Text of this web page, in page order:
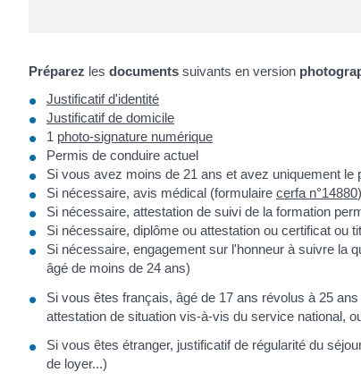
Préparez les documents suivants en version
Justificatif d'identité
Justificatif de domicile
1 photo-signature numérique
Permis de conduire actuel
Si vous avez moins de 21 ans et avez uniquement le
Si nécessaire, avis médical (formulaire cerfa n°14880)
Si nécessaire, attestation de suivi de la formation
Si nécessaire, diplôme ou attestation ou certificat ou
Si nécessaire, engagement sur l'honneur à suivre la
âgé de moins de 24 ans)
Si vous êtes français, âgé de 17 ans révolus à 25
attestation de situation vis-à-vis du service national,
Si vous êtes étranger, justificatif de régularité du
de loyer...)